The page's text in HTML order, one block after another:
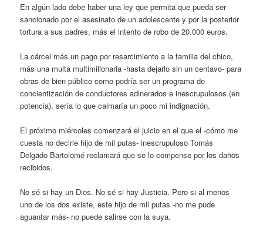
En algún lado debe haber una ley que permita que pueda ser
sancionado por el asesinato de un adolescente y por la posterior
tortura a sus padres, más el intento de robo de 20.000 euros.
La cárcel más un pago por resarcimiento a la familia del chico,
más una multa multimillonaria -hasta dejarlo sin un centavo- para
obras de bien público como podría ser un programa de
concientización de conductores adinerados e inescrupulosos (en
potencia), sería lo que calmaría un poco mi indignación.
El próximo miércoles comenzará el juicio en el que el -cómo me
cuesta no decirle hijo de mil putas- inescrupuloso Tomás
Delgado Bartolomé reclamará que se lo compense por los daños
recibidos.
No sé si hay un Dios. No sé si hay Justicia. Pero si al menos
uno de los dos existe, este hijo de mil putas -no me pude
aguantar más- no puede salirse con la suya.